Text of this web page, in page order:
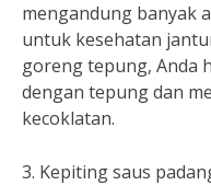
mengandung banyak
untuk kesehatan
goreng tepung, Anda
dengan tepung dan
kecoklatan.
3. Kepiting saus